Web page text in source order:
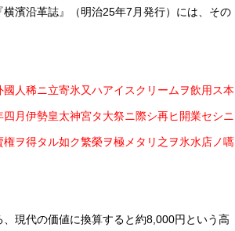
濱沿革誌』（明治25年7月発行）には、その
人稀ニ立寄氷又ハアイスクリームヲ飲用ス本
月伊勢皇太神宮タ大祭ニ際シ再ヒ開業セシニ
ヲ得タル如ク繁榮ヲ極メタリ之ヲ氷水店ノ嚆
現代の価値に換算すると約8,000円という高